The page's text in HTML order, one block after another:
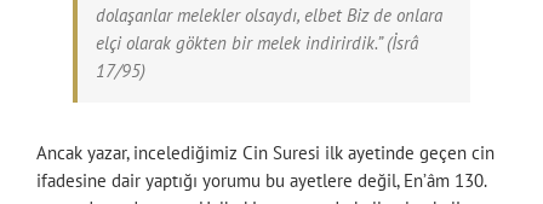
dolaşanlar melekler olsaydı, elbet Biz de onlara
elçi olarak gökten bir melek indirirdik.” (İsrâ
17/95)
Ancak yazar, incelediğimiz Cin Suresi ilk ayetinde geçen cin
ifadesine dair yaptığı yorumu bu ayetlere değil, En’âm 130.